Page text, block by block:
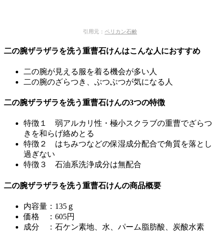
引用元： ペリカン石鹸
二の腕ザラザラを洗う重曹石けんはこんな人におすすめ
二の腕が見える服を着る機会が多い人
二の腕のざらつき、ぶつぶつが気になる人
二の腕ザラザラを洗う重曹石けんの3つの特徴
特徴１ 弱アルカリ性・極小スクラブの重曹でざらつ
きを和らげ絡めとる
特徴２ はちみつなどの保湿成分配合で角質を落とし
過ぎない
特徴３ 石油系洗浄成分は無配合
二の腕ザラザラを洗う重曹石けんの商品概要
内容量：135ｇ
価格 ：605円
成分 ：石ケン素地、水、パーム脂肪酸、炭酸水素